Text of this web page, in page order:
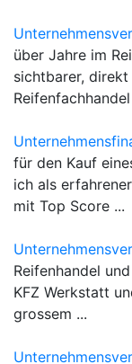
über Jahre im
sichtbarer,
Reifenfachhandel
für den Kauf
ich als
mit Top Score ...
Reifenhandel
KFZ Werkstatt
grossem ...